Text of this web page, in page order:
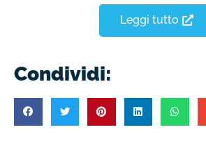
Leggi tutto
Condividi: